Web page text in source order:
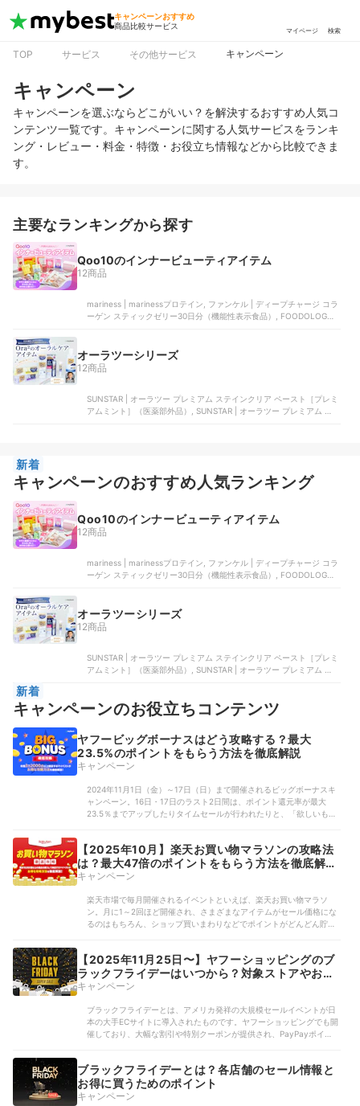
キャンペーンおすすめ
商品比較サービス
マイページ 検索
TOP サービス その他サービス キャンペーン
キャンペーン
キャンペーンを選ぶならどこがいい？を解決するおすすめ人気コ
ンテンツ一覧です。キャンペーンに関する人気サービスをランキ
ング・レビュー・料金・特徴・お役立ち情報などから比較できま
す。
主要なランキングから探す
Qoo10のインナービューティアイテム
12商品
mariness | marinessプロテイン, ファンケル | ディープチャージ コラ
ーゲン スティックゼリー30日分（機能性表示食品）, FOODOLOGY |
オーラツーシリーズ
12商品
SUNSTAR | オーラツー プレミアム ステインクリア ペースト［プレミ
アムミント］（医薬部外品）, SUNSTAR | オーラツー プレミアム ステ
新着
キャンペーンのおすすめ人気ランキング
Qoo10のインナービューティアイテム
12商品
mariness | marinessプロテイン, ファンケル | ディープチャージ コラ
ーゲン スティックゼリー30日分（機能性表示食品）, FOODOLOGY |
オーラツーシリーズ
12商品
SUNSTAR | オーラツー プレミアム ステインクリア ペースト［プレミ
アムミント］（医薬部外品）, SUNSTAR | オーラツー プレミアム ステ
ニーシトラスミント］（医薬部外品）, SUNSTAR | オーラツー プレミ
アム クレンジングペースト［プレミアムミント］, SUNSTAR | オーラ
新着
キャンペーンのお役立ちコンテンツ
ヤフービッグボーナスはどう攻略する？最大
23.5%のポイントをもらう方法を徹底解説
キャンペーン
2024年11月1日（金）～17日（日）まで開催されるビッグボーナスキ
ャンペーン。16日・17日のラスト2日間は、ポイント還元率が最大
23.5％までアップしたりタイムセールが行われたりと、「欲しいもの
【2025年10月】楽天お買い物マラソンの攻略法
は？最大47倍のポイントをもらう方法を徹底解
説！
キャンペーン
楽天市場で毎月開催されるイベントといえば、楽天お買い物マラソ
ン。月に1～2回ほど開催され、さまざまなアイテムがセール価格にな
るのはもちろん、ショップ買いまわりなどでポイントがどんどん貯ま
【2025年11月25日〜】ヤフーショッピングのブ
ラックフライデーはいつから？対象ストアやお得
なクーポンを紹介
キャンペーン
ブラックフライデーとは、アメリカ発祥の大規模セールイベントが日
本の大手ECサイトに導入されたものです。ヤフーショッピングでも開
催しており、大幅な割引や特別クーポンが提供され、PayPayポイント
ブラックフライデーとは？各店舗のセール情報と
お得に買うためのポイント
キャンペーン